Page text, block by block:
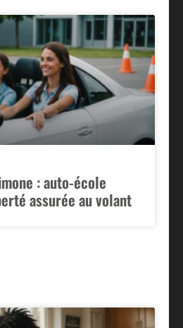
: auto-école
assurée au volant